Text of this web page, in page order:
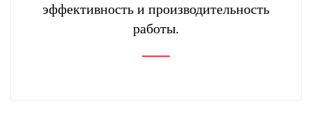
эффективность и производительность
работы.